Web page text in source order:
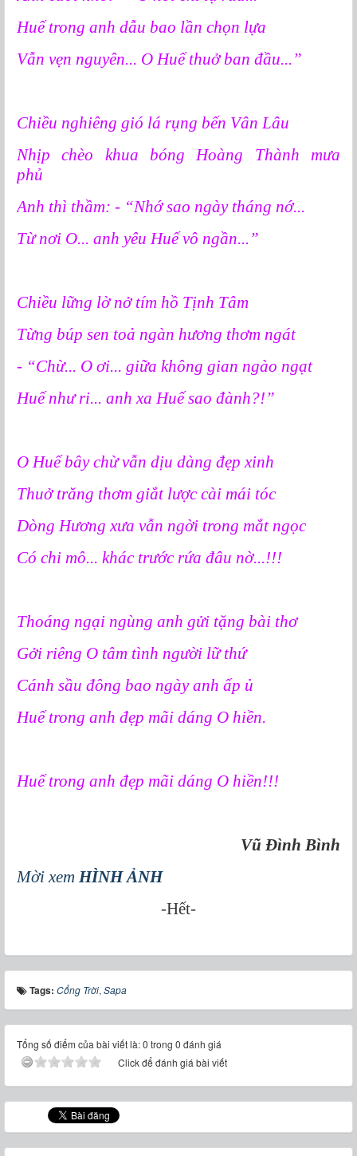
Huế trong anh dẫu bao lần chọn lựa
Vẫn vẹn nguyên... O Huế thuở ban đầu...”
Chiều nghiêng gió lá rụng bến Vân Lâu
Nhịp chèo khua bóng Hoàng Thành mưa
phủ
Anh thì thầm: - “Nhớ sao ngày tháng nớ...
Từ nơi O... anh yêu Huế vô ngần...”
Chiều lững lờ nở tím hồ Tịnh Tâm
Từng búp sen toả ngàn hương thơm ngát
- “Chừ... O ơi... giữa không gian ngào ngạt
Huế như ri... anh xa Huế sao đành?!”
O Huế bây chừ vẫn dịu dàng đẹp xinh
Thuở trăng thơm giắt lược cài mái tóc
Dòng Hương xưa vẫn ngời trong mắt ngọc
Có chi mô... khác trước rứa đâu nờ...!!!
Thoáng ngại ngùng anh gửi tặng bài thơ
Gởi riêng O tâm tình người lữ thứ
Cánh sầu đông bao ngày anh ấp ủ
Huế trong anh đẹp mãi dáng O hiền.
Huế trong anh đẹp mãi dáng O hiền!!!
Vũ Đình Bình
Mời xem HÌNH ẢNH
-Hết-
Tags: Cổng Trời, Sapa
Tổng số điểm của bài viết là: 0 trong 0 đánh giá
Click để đánh giá bài viết